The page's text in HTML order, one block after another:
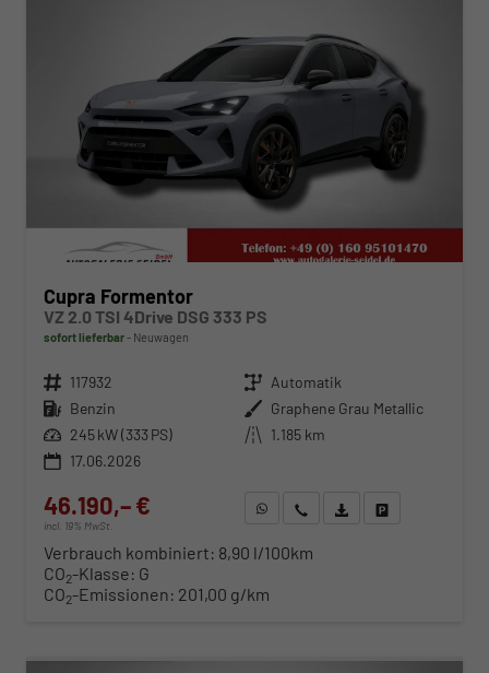
Cupra Formentor
VZ 2.0 TSI 4Drive DSG 333 PS
sofort lieferbar Neuwagen
Fahrzeugnr. 117932 Getriebe Automatik
Kraftstoff Benzin Außenfarbe Graphene Grau Metallic
Leistung 245 kW (333 PS) Kilometerstand 1.185 km
17.06.2026
46.190,– €
incl. 19% MwSt.
WhatsApp anfragen
Wir rufen Sie anFahrzeugexposé (PDF)
Verbrauch kombiniert: 8,90 l/100km
CO2-Klasse: G
CO2-Emissionen: 201,00 g/km